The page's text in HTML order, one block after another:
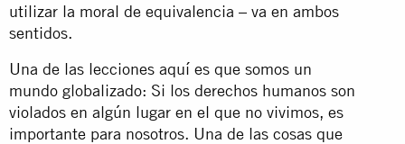
utilizar la moral de equivalencia – va en ambos
sentidos.
Una de las lecciones aquí es que somos un
mundo globalizado: Si los derechos humanos son
violados en algún lugar en el que no vivimos, es
importante para nosotros. Una de las cosas que